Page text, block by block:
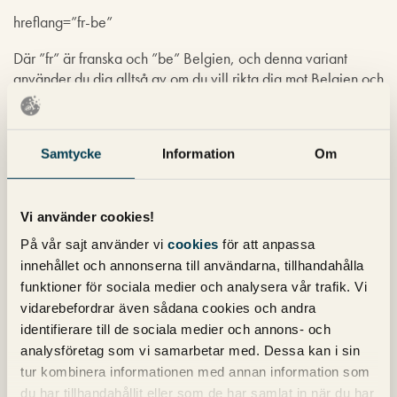
Samtycke Information Om
Vi använder cookies!
På vår sajt använder vi cookies för att anpassa
innehållet och annonserna till användarna, tillhandahålla
funktioner för sociala medier och analysera vår trafik. Vi
vidarebefordrar även sådana cookies och andra
identifierare till de sociala medier och annons- och
analysföretag som vi samarbetar med. Dessa kan i sin
tur kombinera informationen med annan information som
du har tillhandahållit eller som de har samlat in när du har
hreflang=”fr-be”
Där ”fr” är franska och ”be” Belgien, och denna variant
använder du dig alltså av om du vill rikta dig mot Belgien och
där språket på denna sida är på franska.
Flera varianter på samma språk
en del till Storbritannien, en del till Australien och så vidare.
kopior av varandra.
I detta läge kan hreflang även hjälpa dig att hantera
problemet medduplicerat innehållsom uppstår på grund av
att du har flera versioner av samma språk. Till skillnad mot
när du använder dig avnoindexellercanonicalvill du i detta
fall att Google ska indexera alla varianter. Men med hjälp
av hreflang hjälper du Google att förstå varför du har flera